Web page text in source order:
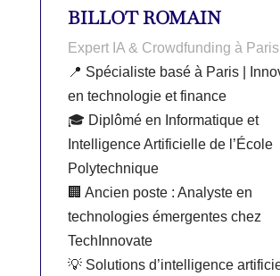
BILLOT ROMAIN
Expert IA & Crowdfunding à
📍 Spécialiste basé à Paris |
en technologie et finance
🎓 Diplômé en Informatique et
Intelligence Artificielle de l’École
Polytechnique
🏢 Ancien poste : Analyste en
technologies émergentes chez
TechInnovate
💡 Solutions d’intelligence